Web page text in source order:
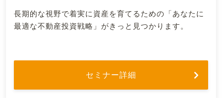
長期的な視野で着実に資産を育てるための「あなたに
最適な不動産投資戦略」がきっと見つかります。
セミナー詳細